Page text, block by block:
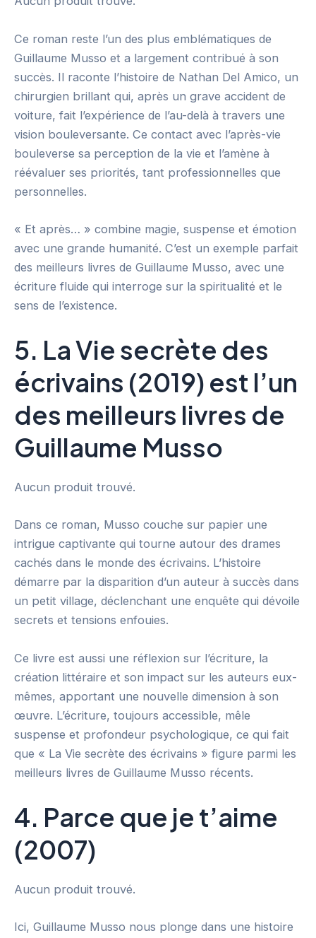
Ce roman reste l’un des plus emblématiques de
Guillaume Musso et a largement contribué à son
succès. Il raconte l’histoire de Nathan Del Amico, un
chirurgien brillant qui, après un grave accident de
voiture, fait l’expérience de l’au-delà à travers une
vision bouleversante. Ce contact avec l’après-vie
bouleverse sa perception de la vie et l’amène à
réévaluer ses priorités, tant professionnelles que
personnelles.
« Et après… » combine magie, suspense et émotion
avec une grande humanité. C’est un exemple parfait
des meilleurs livres de Guillaume Musso, avec une
écriture fluide qui interroge sur la spiritualité et le
sens de l’existence.
5. La Vie secrète des
écrivains (2019) est l’un
des meilleurs livres de
Guillaume Musso
Aucun produit trouvé.
Dans ce roman, Musso couche sur papier une
intrigue captivante qui tourne autour des drames
cachés dans le monde des écrivains. L’histoire
démarre par la disparition d’un auteur à succès dans
un petit village, déclenchant une enquête qui dévoile
secrets et tensions enfouies.
Ce livre est aussi une réflexion sur l’écriture, la
création littéraire et son impact sur les auteurs eux-
mêmes, apportant une nouvelle dimension à son
œuvre. L’écriture, toujours accessible, mêle
suspense et profondeur psychologique, ce qui fait
que « La Vie secrète des écrivains » figure parmi les
meilleurs livres de Guillaume Musso récents.
4. Parce que je t’aime
(2007)
Aucun produit trouvé.
Ici, Guillaume Musso nous plonge dans une histoire